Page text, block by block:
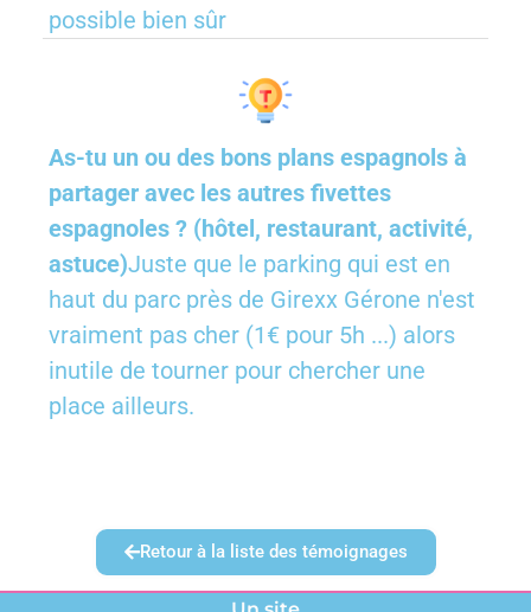
possible bien sûr
As-tu un ou des bons plans espagnols à
partager avec les autres fivettes
espagnoles ? (hôtel, restaurant, activité,
astuce)Juste que le parking qui est en
haut du parc près de Girexx Gérone n'est
vraiment pas cher (1€ pour 5h ...) alors
inutile de tourner pour chercher une
place ailleurs.
Retour à la liste des témoignages